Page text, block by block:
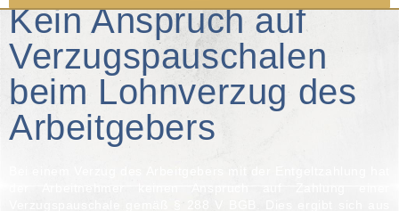
Kein Anspruch auf
Verzugspauschalen
beim Lohnverzug des
Arbeitgebers
Bei einem Verzug des Arbeitgebers mit der Entgeltzahlung hat